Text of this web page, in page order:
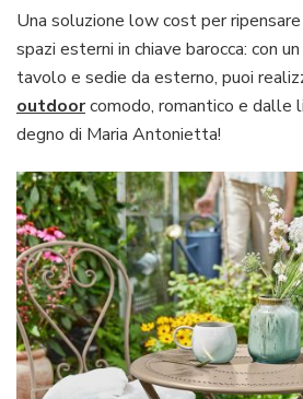
Una soluzione low cost per
spazi esterni in chiave barocca: con
tavolo e sedie da esterno, puoi
outdoorcomodo, romantico e dalle
degno di Maria Antonietta!